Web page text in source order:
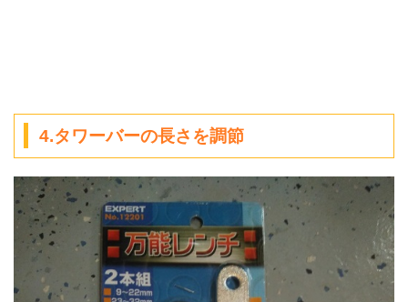
4.タワーバーの長さを調節